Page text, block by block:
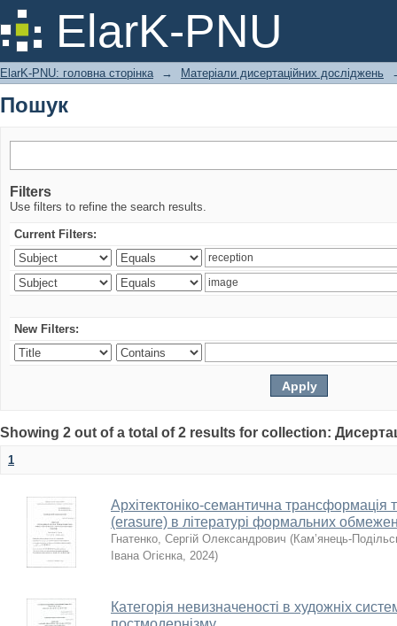
ElarK-PNU
Пошук
ElarK-PNU: головна сторінка → Матеріали дисертаційних досліджень
Пошук
Filters
Use filters to refine the search results.
Current Filters:
New Filters:
Showing 2 out of a total of 2 results for collection:
1
Архітектоніко-семантична трансформація
(erasure) в літературі формальних
Гнатенко, Сергій Олександрович (Кам’янець-
Івана Огієнка, 2024)
Категорія невизначеності в художніх